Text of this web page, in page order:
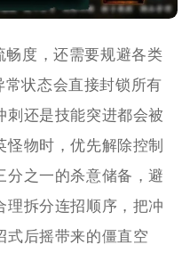
畅度，还需要规避各类
状态会直接封锁所有
刺还是技能突进都会被
物时，优先解除控制
分之一的杀意储备，避
理拆分连招顺序，把冲
式后摇带来的僵直空